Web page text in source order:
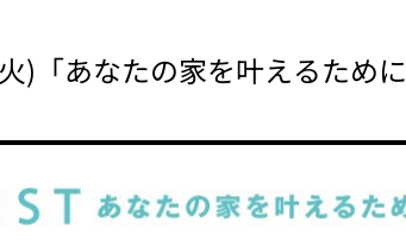
)「あなたの家を叶えるため